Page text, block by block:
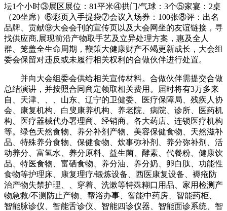
坛1个小时③展区展位：81平米④拱门/气球：3个⑤家宴：2桌
（20坐席）⑥彩页入手提袋⑦会议入场券：100张⑧评：出名
品牌、贡献⑨大会会刊的宣传页以及大会网坐的友谊链接，寻
找供应商,展现前沿产物取手艺及立异处理方案，惠及全人
群、笼盖全生命周期，鞭策大健康财产不竭更新成长，大会组
委会保留对违反或未履行相关权利的合做伙伴进行处置。
并向大会组委会供给相关宣传材料。合做伙伴需提交合做
总结演讲，并按照合同商定领取相关费用。届时将有3万多来
自、天津、、、山东、辽宁的卫健委、医疗保障局、残疾人协
会、康复机构、白叟康养机构、养老院、病院、诊所、医药机
构、医疗器械代办署理商、经销商、各大药店、连锁医疗机构
等。绿色天然食物、养分补剂产物、美容保健食物、天然滋补
品、特殊养分食物、保健食物、炊事弥补剂、养分弥补剂、活
动养分、富氢水、养分原料、益生菌、酵素、代餐粉、健康饮
品、特医食物、富硒食物、养分油、养分奶、卵白肽、功能性
食物等护理床、康复理疗/锻炼设备、西医康复设备、褥疮防
治产物失禁护理、、穿着、洗漱等特殊糊口用品、家用检测产
物急救/不测防止产物、帮浴办事、智能中药房、智能药柜、
智能脉诊仪、智能舌诊仪、智能四诊仪器、智能面诊系统、智